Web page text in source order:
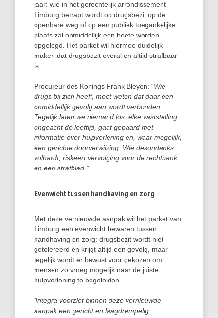
jaar: wie in het gerechtelijk arrondissement
Limburg betrapt wordt op drugsbezit op de
openbare weg of op een publiek toegankelijke
plaats zal onmiddellijk een boete worden
opgelegd. Het parket wil hiermee duidelijk
maken dat drugsbezit overal en altijd strafbaar
is.
Procureur des Konings Frank Bleyen: “Wie
drugs bij zich heeft, moet weten dat daar een
onmiddellijk gevolg aan wordt verbonden.
Tegelijk laten we niemand los: elke vaststelling,
ongeacht de leeftijd, gaat gepaard met
informatie over hulpverlening en, waar mogelijk,
een gerichte doorverwijzing. Wie desondanks
volhardt, riskeert vervolging voor de rechtbank
en een strafblad.”
Evenwicht tussen handhaving en zorg
Met deze vernieuwde aanpak wil het parket van
Limburg een evenwicht bewaren tussen
handhaving en zorg: drugsbezit wordt niet
getolereerd en krijgt altijd een gevolg, maar
tegelijk wordt er bewust voor gekozen om
mensen zo vroeg mogelijk naar de juiste
hulpverlening te begeleiden.
‘Integra voorziet binnen deze vernieuwde
aanpak een gericht en laagdrempelig